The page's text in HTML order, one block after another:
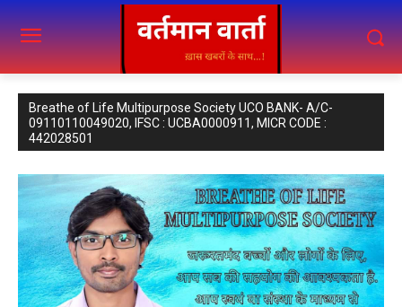
Breathe of Life Multipurpose Society UCO BANK- A/C-
09110110049020, IFSC : UCBA0000911, MICR CODE :
442028501